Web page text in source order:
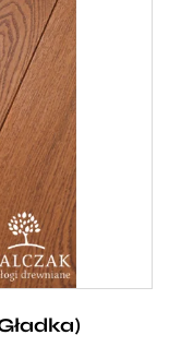
mahoń ze
kolor będzie
meblami.
w soczystą
ciepłem. To
które chcą
egzotyki